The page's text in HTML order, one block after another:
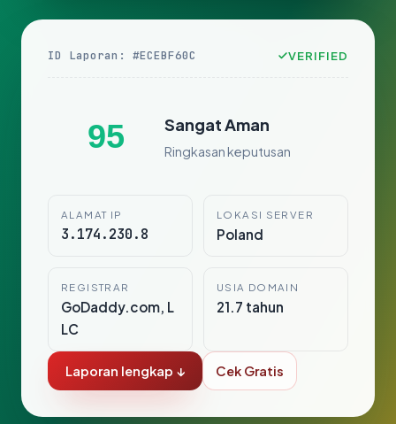
ID Laporan: #ECEBF60C VERIFIED
95 Sangat Aman
Ringkasan keputusan
ALAMAT IP
3.174.230.8
LOKASI SERVER
Poland
REGISTRAR
GoDaddy.com, L
LC
USIA DOMAIN
21.7 tahun
Laporan lengkap ↓ Cek Gratis